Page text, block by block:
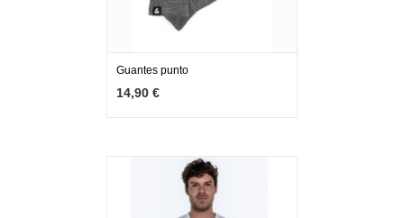
AGOTADO
Guantes punto
14,90 €